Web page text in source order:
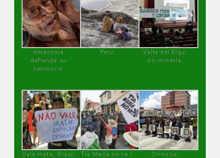
Amazonía
defiende su
territorio
Perú
Valle del Elqui
sin minería.
Vale mata, Brasil
Tía María no va !
Orinoco,